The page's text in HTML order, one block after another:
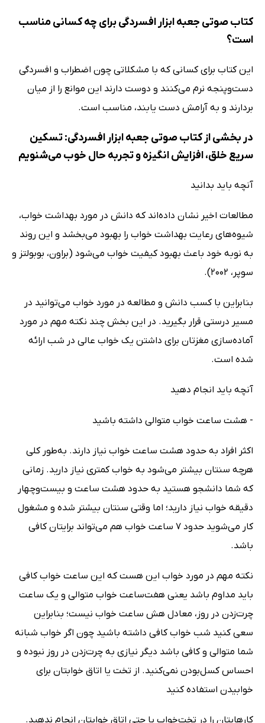
کتاب صوتی جعبه ابزار افسردگی برای چه کسانی مناسب
است؟
این کتاب برای کسانی که با مشکلاتی چون اضطراب و افسردگی
دست‌وپنجه نرم می‌کنند و دوست دارند این موانع را از میان
بردارند و به آرامش دست یابند، مناسب است.
در بخشی از کتاب صوتی جعبه ابزار افسردگی: تسکین
سریع خلق، افزایش انگیزه و تجربه حال خوب می‌شنویم
آنچه باید بدانید
مطالعات اخیر نشان داده‌اند که دانش در مورد بهداشت خواب،
شیوه‌های رعایت بهداشت خواب را بهبود می‌بخشد و این روند
به‌ نوبه‌ خود باعث بهبود کیفیت خواب می‌شود (براون، بوبولتز و
سوپر، 2002).
بنابراین با کسب دانش و مطالعه در مورد خواب می‌توانید در
مسیر درستی قرار بگیرید. در این بخش چند نکته مهم در مورد
آماده‌سازی مغزتان برای داشتن یک خواب عالی در شب ارائه
شده است.
آنچه باید انجام دهید
- هشت ساعت خواب متوالی داشته باشید
اکثر افراد به حدود هشت ساعت خواب نیاز دارند. به‌طور کلی
هرچه سنتان بیشتر می‌شود به خواب کمتری نیاز دارید. زمانی
که شما دانشجو هستید به حدود هشت‌ ساعت‌ و‌ بیست‌و‌چهار
دقیقه خواب نیاز دارید؛ اما وقتی سنتان بیشتر شده و مشغول
کار می‌شوید حدود 7 ساعت خواب هم می‌تواند برایتان کافی
باشد.
نکته مهم در مورد خواب این هست که این ساعت خواب کافی
باید مداوم باشد یعنی هفت‌ساعت خواب متوالی و یک ساعت
چرت‌زدن در روز، معادل هش‌ ساعت خواب نیست؛ بنابراین
سعی کنید شب خواب کافی داشته باشید چون اگر خواب شبانه
شما متوالی و کافی باشد دیگر نیازی به چرت‌زدن در روز نبوده و
احساس کسل‌بودن نمی‌کنید. از تخت یا اتاق خوابتان برای
خوابیدن استفاده کنید
کارهایتان را در تخت‌خواب یا حتی اتاق خوابتان انجام ندهید.